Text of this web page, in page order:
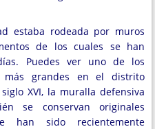
estaba rodeada por muros
de los cuales se han
Puedes ver uno de los
más grandes en el distrito
XVI, la muralla defensiva
se conservan originales
han sido recientemente